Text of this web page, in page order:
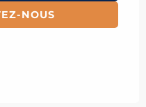
NOUS